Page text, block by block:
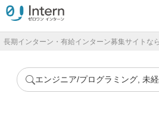
長期インターン・有給インターン募集サイトな
エンジニア/プログラミング, 未